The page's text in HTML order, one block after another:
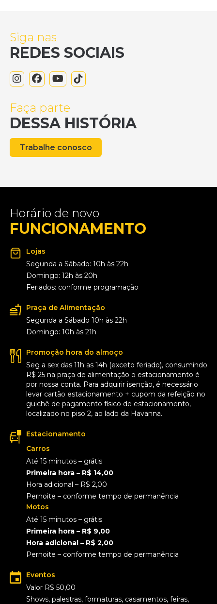
Siga nas
REDES SOCIAIS
Faça parte
DESSA HISTÓRIA
Trabalhe conosco
Horário de novo
FUNCIONAMENTO
Lojas
Segunda a Sábado: 10h às 22h
Domingo: 12h às 20h
Feriados: conforme programação
Praça de Alimentação
Segunda a Sábado 10h às 22h
Domingo: 10h às 21h
Promoção hora do almoço
Seg a sex das 11h as 14h (exceto feriado), consumindo
R$ 25 na praça de alimentação o estacionamento é
por nossa conta. Para adquirir isenção, é necessário
levar cartão estacionamento + cupom da refeição no
guichê de pagamento físico de estacionamento,
localizado no piso 2, ao lado da Havanna.
Estacionamento
Carros
Até 15 minutos – grátis
Primeira hora – R$ 14,00
Hora adicional – R$ 2,00
Pernoite – conforme tempo de permanência
Motos
Até 15 minutos – grátis
Primeira hora – R$ 9,00
Hora adicional – R$ 2,00
Pernoite – conforme tempo de permanência
Eventos
Valor R$ 50,00
Shows, palestras, formaturas, casamentos, feiras,